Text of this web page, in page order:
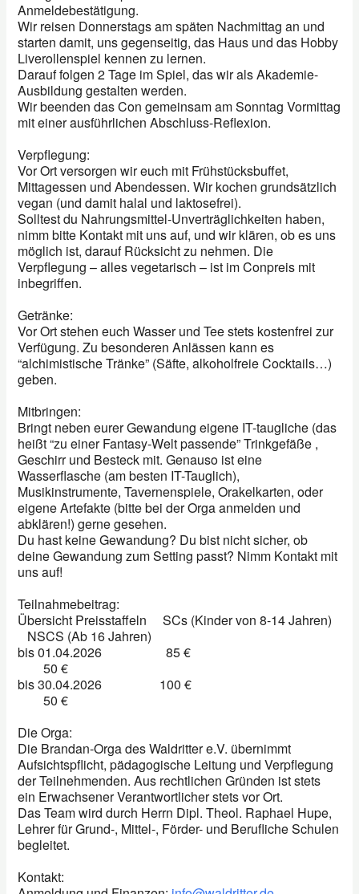
Anmeldebestätigung.
Wir reisen Donnerstags am späten Nachmittag an und
starten damit, uns gegenseitig, das Haus und das Hobby
Liverollenspiel kennen zu lernen.
Darauf folgen 2 Tage im Spiel, das wir als Akademie-
Ausbildung gestalten werden.
Wir beenden das Con gemeinsam am Sonntag Vormittag
mit einer ausführlichen Abschluss-Reflexion.
Verpflegung:
Vor Ort versorgen wir euch mit Frühstücksbuffet,
Mittagessen und Abendessen. Wir kochen grundsätzlich
vegan (und damit halal und laktosefrei).
Solltest du Nahrungsmittel-Unverträglichkeiten haben,
nimm bitte Kontakt mit uns auf, und wir klären, ob es uns
möglich ist, darauf Rücksicht zu nehmen. Die
Verpflegung – alles vegetarisch – ist im Conpreis mit
inbegriffen.
Getränke:
Vor Ort stehen euch Wasser und Tee stets kostenfrei zur
Verfügung. Zu besonderen Anlässen kann es
“alchimistische Tränke” (Säfte, alkoholfreie Cocktails…)
geben.
Mitbringen:
Bringt neben eurer Gewandung eigene IT-taugliche (das
heißt “zu einer Fantasy-Welt passende” Trinkgefäße ,
Geschirr und Besteck mit. Genauso ist eine
Wasserflasche (am besten IT-Tauglich),
Musikinstrumente, Tavernenspiele, Orakelkarten, oder
eigene Artefakte (bitte bei der Orga anmelden und
abklären!) gerne gesehen.
Du hast keine Gewandung? Du bist nicht sicher, ob
deine Gewandung zum Setting passt? Nimm Kontakt mit
uns auf!
Teilnahmebeitrag:
Übersicht Preisstaffeln SCs (Kinder von 8-14 Jahren)
NSCS (Ab 16 Jahren)
bis 01.04.2026 85 €
50 €
bis 30.04.2026 100 €
50 €
Die Orga:
Die Brandan-Orga des Waldritter e.V. übernimmt
Aufsichtspflicht, pädagogische Leitung und Verpflegung
der Teilnehmenden. Aus rechtlichen Gründen ist stets
ein Erwachsener Verantwortlicher stets vor Ort.
Das Team wird durch Herrn Dipl. Theol. Raphael Hupe,
Lehrer für Grund-, Mittel-, Förder- und Berufliche Schulen
begleitet.
Kontakt: